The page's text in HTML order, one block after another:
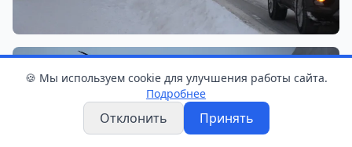
🍪 Мы используем cookie для улучшения работы сайта.
Подробнее
Отклонить Принять